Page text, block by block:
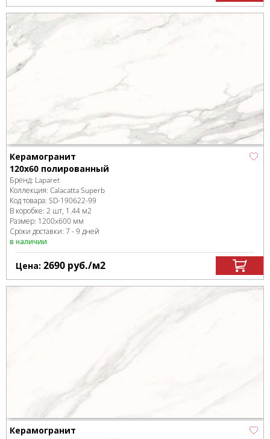
Керамогранит
120x60 полированный
Бренд: Laparet
Коллекция: Calacatta Superb
Код товара: SD-190622-99
В коробке: 2 шт, 1.44 м2
Размер: 1200x600 мм
Сроки доставки: 7 - 9 дней
в наличии
Цена: 2690 руб./м2
Керамогранит